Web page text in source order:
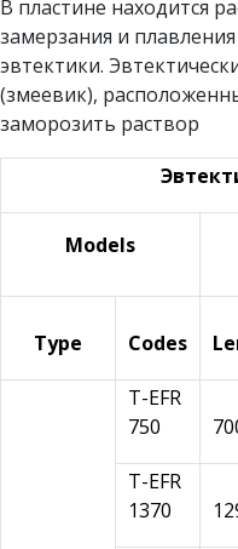
В пластине находится
замерзания и
эвтектики.
(змеевик),
заморозить раствор
Models
Type Codes
T-EFR
750
T-EFR
1370